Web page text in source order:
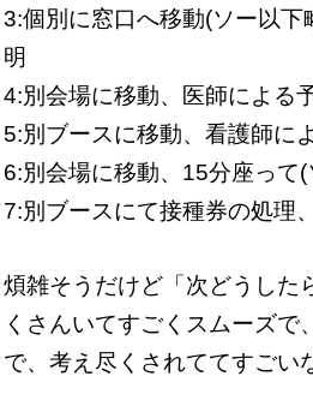
3:個別に窓口へ移動(ソー以
明
4:別会場に移動、医師による
5:別ブースに移動、看護師に
6:別会場に移動、15分座って
7:別ブースにて接種券の処理
煩雑そうだけど「次どうした
くさんいてすごくスムーズ
で、考え尽くされててすごい